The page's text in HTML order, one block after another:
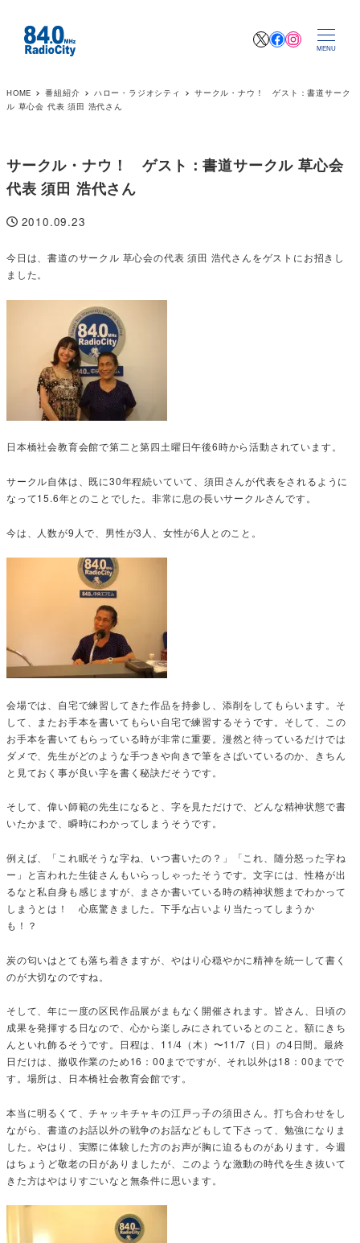
XFacebook
MENU
HOME 番組紹介 ハロー・ラジオシティ
サークル・ナウ！ ゲスト：書道サーク
ル 草心会 代表 須田 浩代さん
サークル・ナウ！ ゲスト：書道サークル 草心会
代表 須田 浩代さん
投稿日
2010.09.23
今日は、書道のサークル 草心会の代表 須田 浩代さんをゲストにお招きし
ました。
日本橋社会教育会館で第二と第四土曜日午後6時から活動されています。
サークル自体は、既に30年程続いていて、須田さんが代表をされるように
なって15.6年とのことでした。非常に息の長いサークルさんです。
今は、人数が9人で、男性が3人、女性が6人とのこと。
会場では、自宅で練習してきた作品を持参し、添削をしてもらいます。そ
して、またお手本を書いてもらい自宅で練習するそうです。そして、この
お手本を書いてもらっている時が非常に重要。漫然と待っているだけでは
ダメで、先生がどのような手つきや向きで筆をさばいているのか、きちん
と見ておく事が良い字を書く秘訣だそうです。
そして、偉い師範の先生になると、字を見ただけで、どんな精神状態で書
いたかまで、瞬時にわかってしまうそうです。
例えば、「これ眠そうな字ね、いつ書いたの？」「これ、随分怒った字ね
ー」と言われた生徒さんもいらっしゃったそうです。文字には、性格が出
るなと私自身も感じますが、まさか書いている時の精神状態までわかって
しまうとは！ 心底驚きました。下手な占いより当たってしまうか
も！？
炭の匂いはとても落ち着きますが、やはり心穏やかに精神を統一して書く
のが大切なのですね。
そして、年に一度の区民作品展がまもなく開催されます。皆さん、日頃の
成果を発揮する日なので、心から楽しみにされているとのこと。額にきち
んといれ飾るそうです。日程は、11/4（木）〜11/7（日）の4日間。最終
日だけは、撤収作業のため16：00までですが、それ以外は18：00までで
す。場所は、日本橋社会教育会館です。
本当に明るくて、チャッキチャキの江戸っ子の須田さん。打ち合わせをし
ながら、書道のお話以外の戦争のお話などもして下さって、勉強になりま
した。やはり、実際に体験した方のお声が胸に迫るものがあります。今週
はちょうど敬老の日がありましたが、このような激動の時代を生き抜いて
きた方はやはりすごいなと無条件に思います。